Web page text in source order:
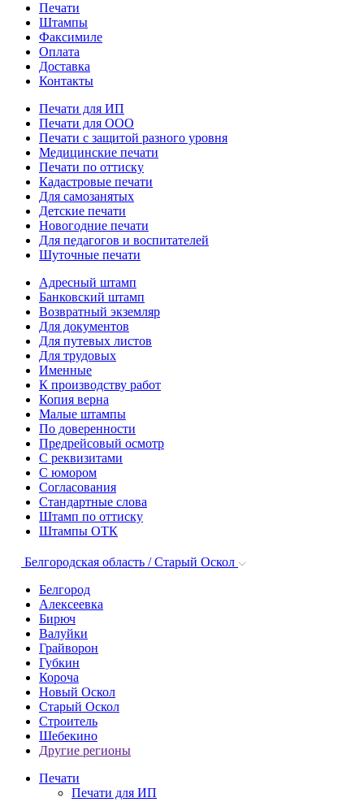
Печати
Штампы
Факсимиле
Оплата
Доставка
Контакты
Печати для ИП
Печати для ООО
Печати с защитой разного уровня
Медицинские печати
Печати по оттиску
Кадастровые печати
Для самозанятых
Детские печати
Новогодние печати
Для педагогов и воспитателей
Шуточные печати
Адресный штамп
Банковский штамп
Возвратный экземляр
Для документов
Для путевых листов
Для трудовых
Именные
К производству работ
Копия верна
Малые штампы
По доверенности
Предрейсовый осмотр
С реквизитами
С юмором
Согласования
Стандартные слова
Штамп по оттиску
Штампы ОТК
Белгородская область / Старый Оскол
Белгород
Алексеевка
Бирюч
Валуйки
Грайворон
Губкин
Короча
Новый Оскол
Старый Оскол
Строитель
Шебекино
Другие регионы
Печати
Печати для ИП